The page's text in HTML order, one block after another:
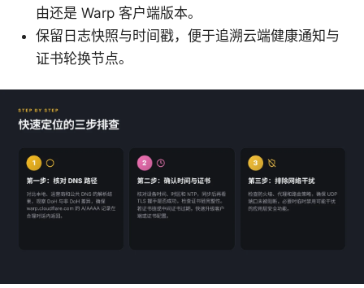
由还是 Warp 客户端版本。
保留日志快照与时间戳，便于追溯云端健康通知与
证书轮换节点。